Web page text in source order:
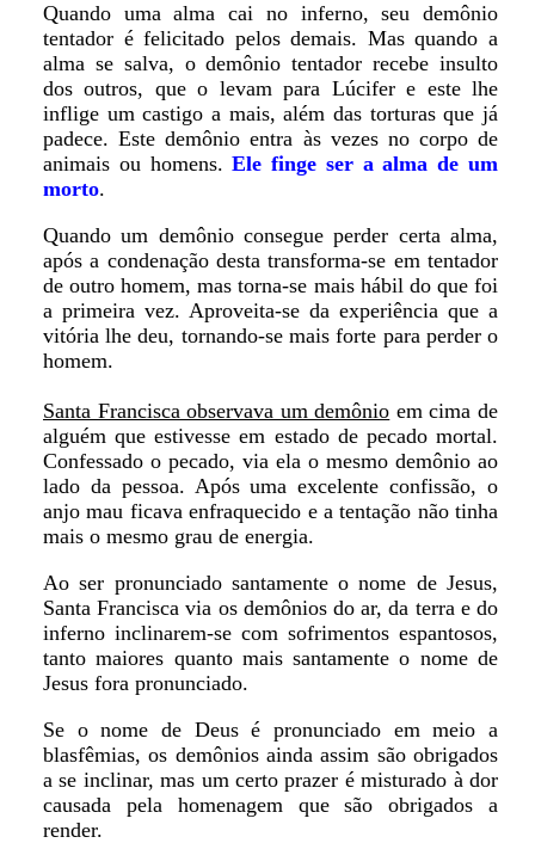
Quando uma alma cai no inferno, seu demônio
tentador é felicitado pelos demais. Mas quando a
alma se salva, o demônio tentador recebe insulto
dos outros, que o levam para Lúcifer e este lhe
inflige um castigo a mais, além das torturas que já
padece. Este demônio entra às vezes no corpo de
animais ou homens.Ele finge ser a alma de um
morto.
Quando um demônio consegue perder certa alma,
após a condenação desta transforma-se em tentador
de outro homem, mas torna-se mais hábil do que foi
a primeira vez. Aproveita-se da experiência que a
vitória lhe deu, tornando-se mais forte para perder o
homem.
Santa Francisca observava um demônio em cima de
alguém que estivesse em estado de pecado mortal.
Confessado o pecado, via ela o mesmo demônio ao
lado da pessoa. Após uma excelente confissão, o
anjo mau ficava enfraquecido e a tentação não tinha
mais o mesmo grau de energia.
Ao ser pronunciado santamente o nome de Jesus,
Santa Francisca via os demônios do ar, da terra e do
inferno inclinarem-se com sofrimentos espantosos,
tanto maiores quanto mais santamente o nome de
Jesus fora pronunciado.
Se o nome de Deus é pronunciado em meio a
blasfêmias, os demônios ainda assim são obrigados
a se inclinar, mas um certo prazer é misturado à dor
causada pela homenagem que são obrigados a
render.